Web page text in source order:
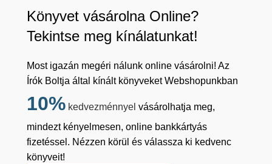
Könyvet vásárolna Online?
Tekintse meg kínálatunkat!
Most igazán megéri nálunk online vásárolni! Az
Írók Boltja által kínált könyveket Webshopunkban
10% kedvezménnyel vásárolhatja meg,
mindezt kényelmesen, online bankkártyás
fizetéssel. Nézzen körül és válassza ki kedvenc
könyveit!